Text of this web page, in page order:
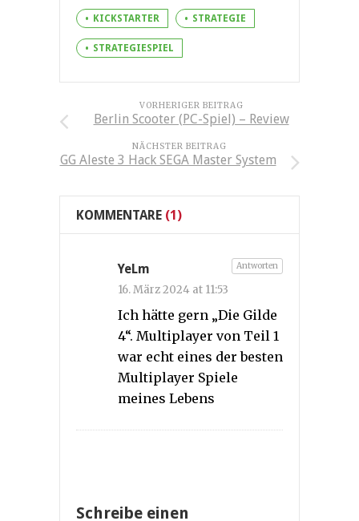
KICKSTARTER STRATEGIE
STRATEGIESPIEL
VORHERIGER BEITRAG
Berlin Scooter (PC-Spiel) – Review
NÄCHSTER BEITRAG
GG Aleste 3 Hack SEGA Master System
KOMMENTARE (1)
YeLm
16. März 2024 at 11:53
Ich hätte gern „Die Gilde
4“. Multiplayer von Teil 1
war echt eines der besten
Multiplayer Spiele
meines Lebens
Antworten
Schreibe einen